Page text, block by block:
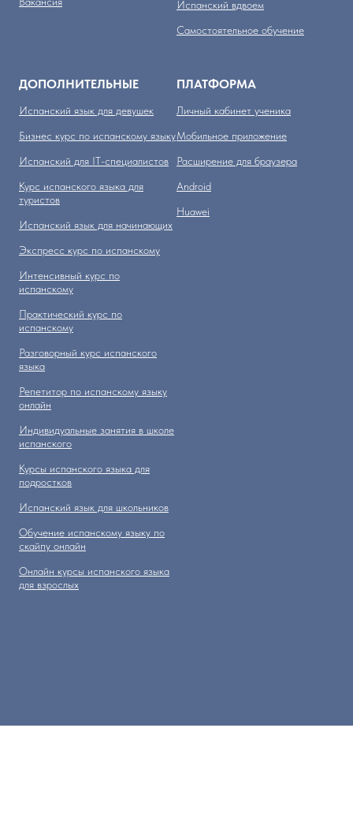
Испанский вдвоем
Самостоятельное обучение
ДОПОЛНИТЕЛЬНЫЕ
Испанский язык для девушек
Бизнес курс по испанскому языку
Испанский для IT-специалистов
Курс испанского языка для
туристов
Испанский язык для начинающих
Экспресс курс по испанскому
Интенсивный курс по
испанскому
Практический курс по
испанскому
Разговорный курс испанского
языка
Репетитор по испанскому языку
онлайн
Индивидуальные занятия в школе
испанского
Курсы испанского языка для
подростков
Испанский язык для школьников
Обучение испанскому языку по
скайпу онлайн
Онлайн курсы испанского языка
для взрослых
ПЛАТФОРМА
Личный кабинет ученика
Мобильное приложение
Расширение для браузера
Аndroid
Huawei